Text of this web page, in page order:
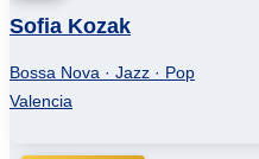
Sofia Kozak
Bossa Nova · Jazz · Pop
Valencia